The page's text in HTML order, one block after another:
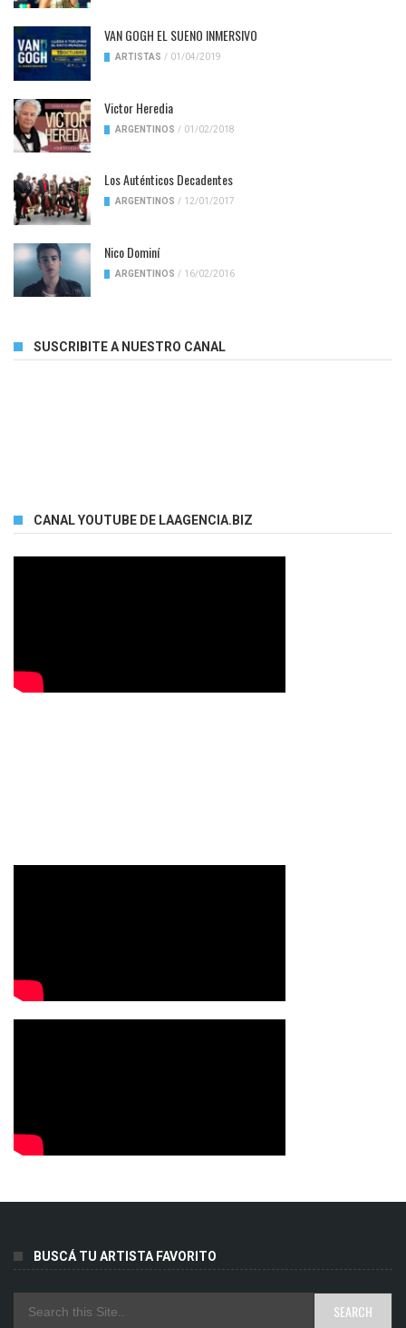
VAN GOGH EL SUENO INMERSIVO
ARTISTAS / 01/04/2019
Victor Heredia
ARGENTINOS / 01/02/2018
Los Auténticos Decadentes
ARGENTINOS / 12/01/2017
Nico Dominí
ARGENTINOS / 16/02/2016
SUSCRIBITE A NUESTRO CANAL
CANAL YOUTUBE DE LAAGENCIA.BIZ
BUSCÁ TU ARTISTA FAVORITO